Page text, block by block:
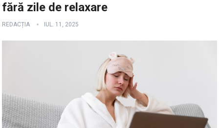
fără zile de relaxare
REDACȚIA IUL. 11, 2025